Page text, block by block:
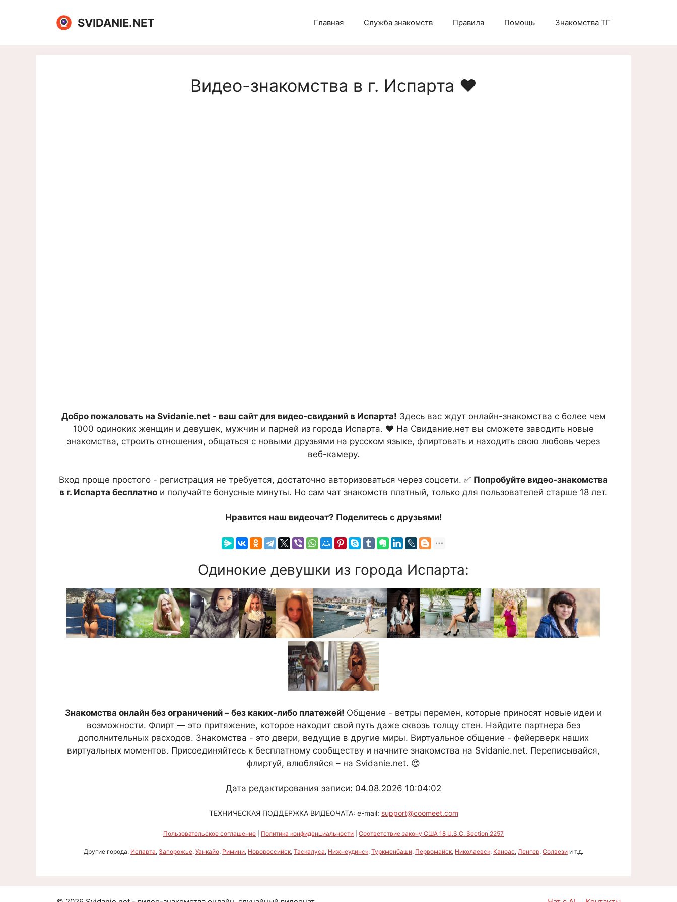
содержимому
SVIDANIE.NET Главная Служба знакомств Правила Помощь Знакомства ТГ
Видео-знакомства в г. Испарта ❤️
Добро пожаловать на Svidanie.net - ваш сайт для видео-свиданий в Испарта! Здесь вас ждут онлайн-знакомства с более чем
1000 одиноких женщин и девушек, мужчин и парней из города Испарта. ❤ На Свидание.нет вы сможете заводить новые
знакомства, строить отношения, общаться с новыми друзьями на русском языке, флиртовать и находить свою любовь через
веб-камеру.
Вход проще простого - регистрация не требуется, достаточно авторизоваться через соцсети. ✅ Попробуйте видео-знакомства
в г. Испарта бесплатно и получайте бонусные минуты. Но сам чат знакомств платный, только для пользователей старше 18 лет.
Нравится наш видеочат? Поделитесь с друзьями!
Одинокие девушки из города Испарта:
Знакомства онлайн без ограничений – без каких-либо платежей! Общение - ветры перемен, которые приносят новые идеи и
возможности. Флирт — это притяжение, которое находит свой путь даже сквозь толщу стен. Найдите партнера без
дополнительных расходов. Знакомства - это двери, ведущие в другие миры. Виртуальное общение - фейерверк наших
виртуальных моментов. Присоединяйтесь к бесплатному сообществу и начните знакомства на Svidanie.net. Переписывайся,
флиртуй, влюбляйся – на Svidanie.net. 😍
Дата редактирования записи: 04.08.2026 10:04:02
ТЕХНИЧЕСКАЯ ПОДДЕРЖКА ВИДЕОЧАТА: e-mail: support@coomeet.com
Пользовательское соглашение Политика конфиденциальности Соответствие закону США 18 U.S.C. Section 2257
Другие города: Испарта, Запорожье, Уанкайо, Римини, Новороссийск, Таскалуса, Нижнеудинск, Туркменбаши, Первомайск, Николаевск, Каноас, Ленгер, Солвези и т.д.